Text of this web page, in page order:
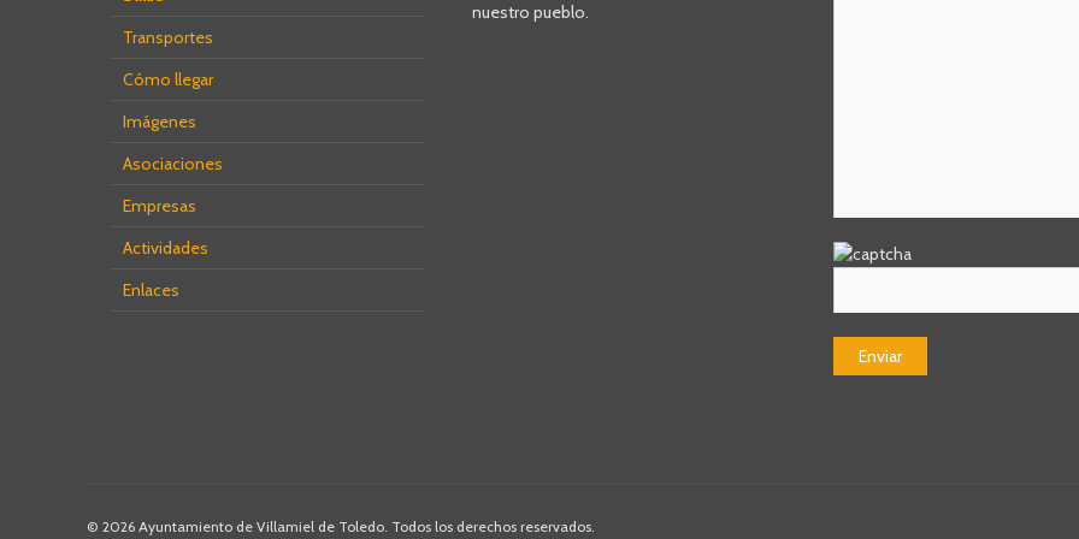
Transportes
Cómo llegar
Imágenes
Asociaciones
Empresas
Actividades
Enlaces
nuestro pueblo.
© 2026 Ayuntamiento de Villamiel de Toledo. Todos los derechos reservados.